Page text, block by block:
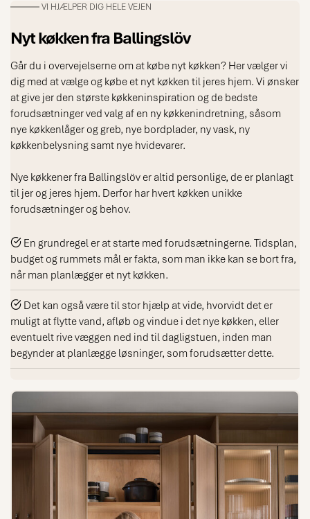
VI HJÆLPER DIG HELE VEJEN
Nyt køkken fra Ballingslöv
Går du i overvejelserne om at købe nyt køkken? Her vælger vi
dig med at vælge og købe et nyt køkken til jeres hjem. Vi ønsker
at give jer den største køkkeninspiration og de bedste
forudsætninger ved valg af en ny køkkenindretning, såsom
nye køkkenlåger og greb, nye bordplader, ny vask, ny
køkkenbelysning samt nye hvidevarer.
Nye køkkener fra Ballingslöv er altid personlige, de er planlagt
til jer og jeres hjem. Derfor har hvert køkken unikke
forudsætninger og behov.
En grundregel er at starte med forudsætningerne. Tidsplan,
budget og rummets mål er fakta, som man ikke kan se bort fra,
når man planlægger et nyt køkken.
Det kan også være til stor hjælp at vide, hvorvidt det er
muligt at flytte vand, afløb og vindue i det nye køkken, eller
eventuelt rive væggen ned ind til dagligstuen, inden man
begynder at planlægge løsninger, som forudsætter dette.